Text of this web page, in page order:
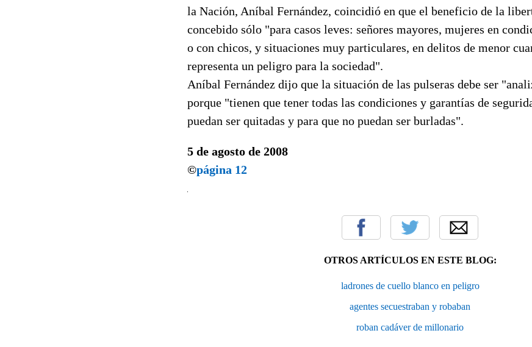
la Nación, Aníbal Fernández, coincidió en que el beneficio de la
concebido sólo "para casos leves: señores mayores, mujeres en
o con chicos, y situaciones muy particulares, en delitos de menor
representa un peligro para la sociedad".
Aníbal Fernández dijo que la situación de las pulseras debe ser
porque "tienen que tener todas las condiciones y garantías de
puedan ser quitadas y para que no puedan ser burladas".
5 de agosto de 2008
©página 12
OTROS ARTÍCULOS EN ESTE BLOG:
ladrones de cuello blanco en peligro
agentes secuestraban y robaban
roban cadáver de millonario